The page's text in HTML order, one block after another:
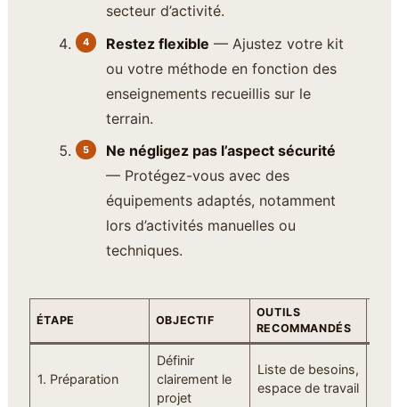
secteur d’activité.
Restez flexible — Ajustez votre kit
ou votre méthode en fonction des
enseignements recueillis sur le
terrain.
Ne négligez pas l’aspect sécurité
— Protégez-vous avec des
équipements adaptés, notamment
lors d’activités manuelles ou
techniques.
ÉTAPE OBJECTIF
OUTILS
RECOMMANDÉS
1. Préparation
Définir
clairement le
projet
Liste de besoins,
espace de travail